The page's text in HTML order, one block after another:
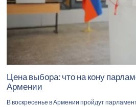
Цена выбора: что на кону
Армении
В воскресенье в Армении пройдут